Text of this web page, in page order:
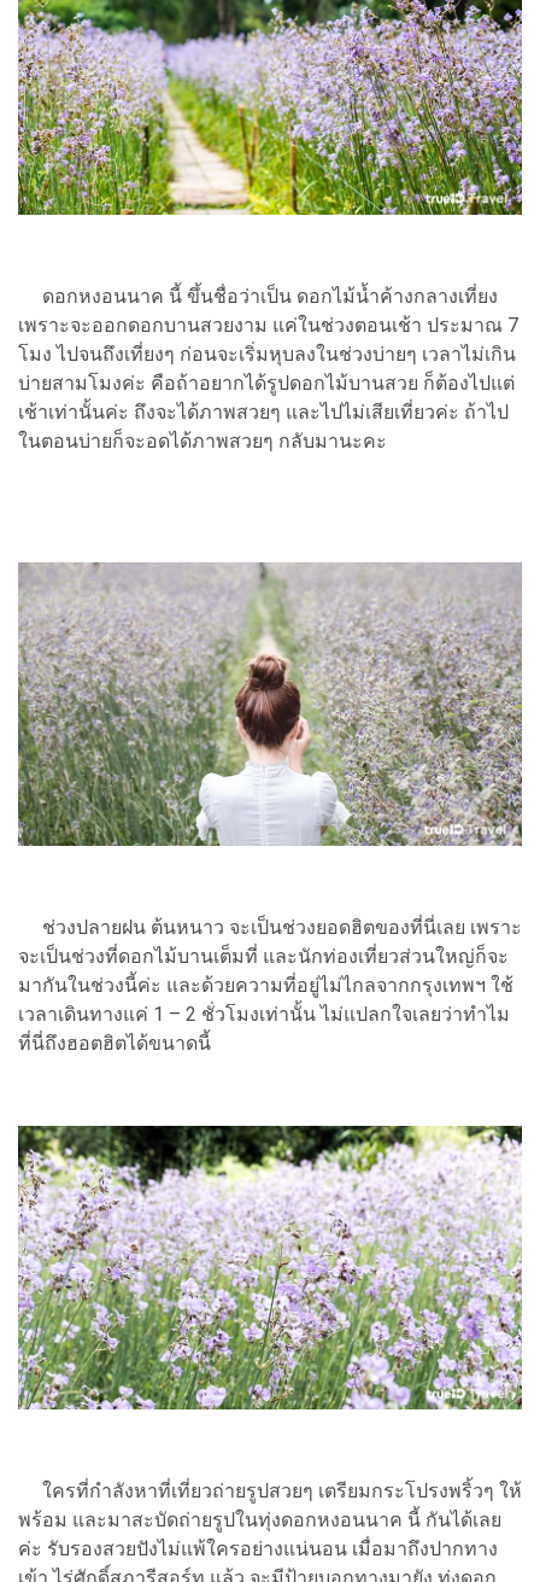
ดอกหงอนนาค นี้ ขึ้นชื่อว่าเป็น ดอกไม้น้ำค้างกลางเที่ยง
เพราะจะออกดอกบานสวยงาม แค่ในช่วงตอนเช้า ประมาณ 7
โมง ไปจนถึงเที่ยงๆ ก่อนจะเริ่มหุบลงในช่วงบ่ายๆ เวลาไม่เกิน
บ่ายสามโมงค่ะ คือถ้าอยากได้รูปดอกไม้บานสวย ก็ต้องไปแต่
เช้าเท่านั้นค่ะ ถึงจะได้ภาพสวยๆ และไปไม่เสียเที่ยวค่ะ ถ้าไป
ในตอนบ่ายก็จะอดได้ภาพสวยๆ กลับมานะคะ
ช่วงปลายฝน ต้นหนาว จะเป็นช่วงยอดฮิตของที่นี่เลย เพราะ
จะเป็นช่วงที่ดอกไม้บานเต็มที่ และนักท่องเที่ยวส่วนใหญ่ก็จะ
มากันในช่วงนี้ค่ะ และด้วยความที่อยู่ไม่ไกลจากกรุงเทพฯ ใช้
เวลาเดินทางแค่ 1 – 2 ชั่วโมงเท่านั้น ไม่แปลกใจเลยว่าทำไม
ที่นี่ถึงฮอตฮิตได้ขนาดนี้
ใครที่กำลังหาที่เที่ยวถ่ายรูปสวยๆ เตรียมกระโปรงพริ้วๆ ให้
พร้อม และมาสะบัดถ่ายรูปในทุ่งดอกหงอนนาค นี้ กันได้เลย
ค่ะ รับรองสวยปังไม่แพ้ใครอย่างแน่นอน เมื่อมาถึงปากทาง